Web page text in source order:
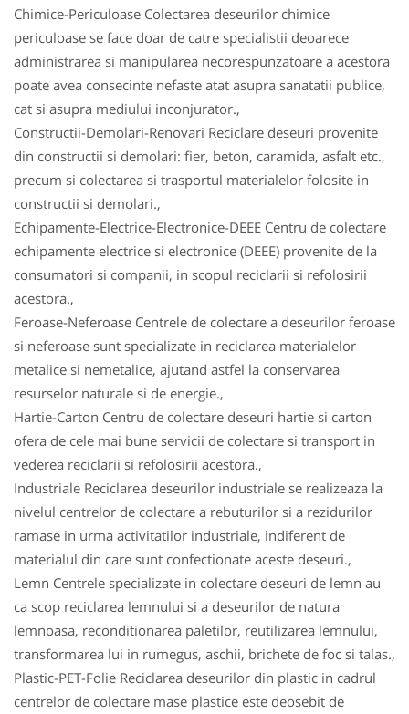
Chimice-Periculoase Colectarea deseurilor chimice
periculoase se face doar de catre specialistii deoarece
administrarea si manipularea necorespunzatoare a acestora
poate avea consecinte nefaste atat asupra sanatatii publice,
cat si asupra mediului inconjurator.,
Constructii-Demolari-Renovari Reciclare deseuri provenite
din constructii si demolari: fier, beton, caramida, asfalt etc.,
precum si colectarea si trasportul materialelor folosite in
constructii si demolari.,
Echipamente-Electrice-Electronice-DEEE Centru de colectare
echipamente electrice si electronice (DEEE) provenite de la
consumatori si companii, in scopul reciclarii si refolosirii
acestora.,
Feroase-Neferoase Centrele de colectare a deseurilor feroase
si neferoase sunt specializate in reciclarea materialelor
metalice si nemetalice, ajutand astfel la conservarea
resurselor naturale si de energie.,
Hartie-Carton Centru de colectare deseuri hartie si carton
ofera de cele mai bune servicii de colectare si transport in
vederea reciclarii si refolosirii acestora.,
Industriale Reciclarea deseurilor industriale se realizeaza la
nivelul centrelor de colectare a rebuturilor si a rezidurilor
ramase in urma activitatilor industriale, indiferent de
materialul din care sunt confectionate aceste deseuri.,
Lemn Centrele specializate in colectare deseuri de lemn au
ca scop reciclarea lemnului si a deseurilor de natura
lemnoasa, reconditionarea paletilor, reutilizarea lemnului,
transformarea lui in rumegus, aschii, brichete de foc si talas.,
Plastic-PET-Folie Reciclarea deseurilor din plastic in cadrul
centrelor de colectare mase plastice este deosebit de